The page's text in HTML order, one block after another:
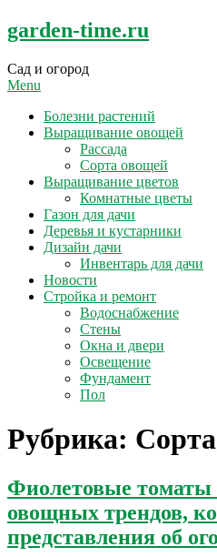
Skip
to
garden-time.ru
Сад и огород
Menu
Болезни растений
Выращивание овощей
Рассада
Сорта овощей
Выращивание цветов
Комнатные цветы
Газон для дачи
Деревья и кустарники
Дизайн дачи
Инвентарь для дачи
Новости
Стройка и ремонт
Водоснабжение
Стены
Окна и двери
Освещение
Фундамент
Пол
Рубрика:
Фиолетовые томаты
овощных трендов,
представления об